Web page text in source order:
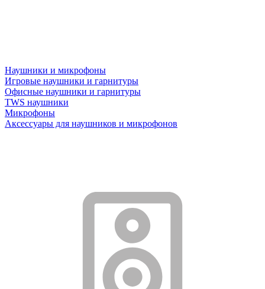
Наушники и микрофоны
Игровые наушники и гарнитуры
Офисные наушники и гарнитуры
TWS наушники
Микрофоны
Аксессуары для наушников и микрофонов